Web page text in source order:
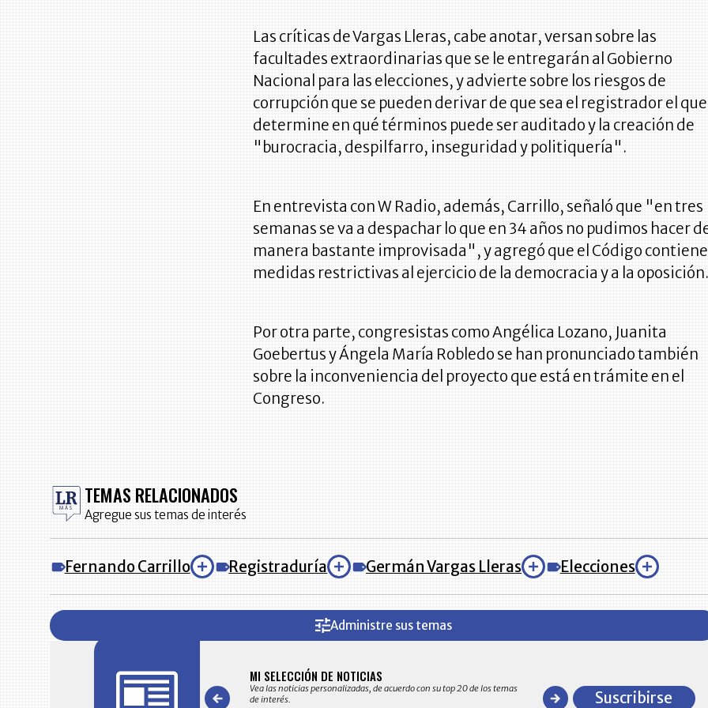
Las críticas de Vargas Lleras, cabe anotar, versan sobre las
facultades extraordinarias que se le entregarán al Gobierno
Nacional para las elecciones, y advierte sobre los riesgos de
corrupción que se pueden derivar de que sea el registrador el que
determine en qué términos puede ser auditado y la creación de
"burocracia, despilfarro, inseguridad y politiquería".
En entrevista con W Radio, además, Carrillo, señaló que "en tres
semanas se va a despachar lo que en 34 años no pudimos hacer
manera bastante improvisada", y agregó que el Código contiene
medidas restrictivas al ejercicio de la democracia y a la oposición.
Por otra parte, congresistas como Angélica Lozano, Juanita
Goebertus y Ángela María Robledo se han pronunciado también
sobre la inconveniencia del proyecto que está en trámite en el
Congreso.
TEMAS RELACIONADOS
Agregue sus temas de interés
Fernando Carrillo Registraduría Germán Vargas Lleras Elecciones
Administre sus temas
en su correo electrónico las noticias seleccionadas por nuestro
MI SELECCIÓN DE NOTICIAS
Vea las noticias personalizadas, de acuerdo con su top 20 de los temas
de interés.
comportamiento general y detallado de las
en ventas en ColombiaSuscribirse